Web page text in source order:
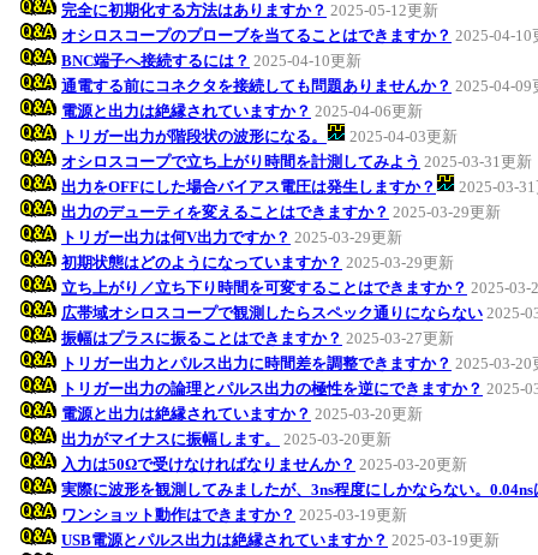
完全に初期化する方法はありますか？ 2025-05-12更新
オシロスコープのプローブを当てることはできますか？ 2025-04-10
BNC端子へ接続するには？ 2025-04-10更新
通電する前にコネクタを接続しても問題ありませんか？ 2025-04-09
電源と出力は絶縁されていますか？ 2025-04-06更新
トリガー出力が階段状の波形になる。
2025-04-03更新
オシロスコープで立ち上がり時間を計測してみよう 2025-03-31更新
出力をOFFにした場合バイアス電圧は発生しますか？
2025-03-
出力のデューティを変えることはできますか？ 2025-03-29更新
トリガー出力は何V出力ですか？ 2025-03-29更新
初期状態はどのようになっていますか？ 2025-03-29更新
立ち上がり／立ち下り時間を可変することはできますか？ 2025-03-
広帯域オシロスコープで観測したらスペック通りにならない 2025-
振幅はプラスに振ることはできますか？ 2025-03-27更新
トリガー出力とパルス出力に時間差を調整できますか？ 2025-03-20
トリガー出力の論理とパルス出力の極性を逆にできますか？ 2025-
電源と出力は絶縁されていますか？ 2025-03-20更新
出力がマイナスに振幅します。
2025-03-20更新
入力は50Ωで受けなければなりませんか？ 2025-03-20更新
実際に波形を観測してみましたが、3ns程度にしかならない。
ワンショット動作はできますか？ 2025-03-19更新
USB電源とパルス出力は絶縁されていますか？ 2025-03-19更新